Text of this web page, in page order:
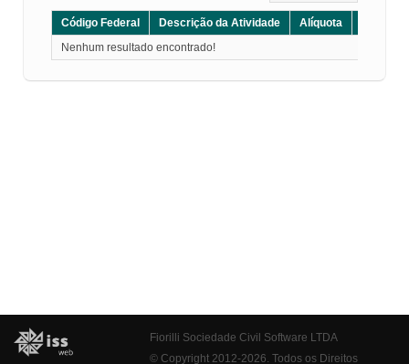
Código Federal Descrição da Atividade Alíquota
Nenhum resultado encontrado!
Fiorilli Sociedade Civil Software LTDA
© Copyright 2012-2026. Todos os Direitos